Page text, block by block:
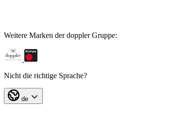
Weitere Marken der doppler Gruppe:
Nicht die richtige Sprache?
de